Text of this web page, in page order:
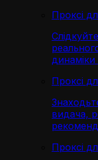
Проксі
динаміки
Проксі
видача,
Проксі